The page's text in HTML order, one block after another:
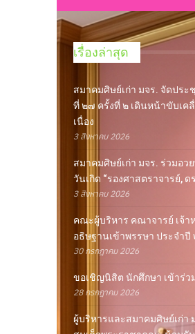
เรื่องล่าสุด
สมาคมศิษย์เก่า มจร. จัดปร
ที่ ๒๗ ครั้งที่ ๒ เดินหน้าขับเค
เนื่อง
3 สิงหาคม 2026
สมาคมศิษย์เก่า มจร. ร่วมอว
วันเกิด “รองศาสตราจารย์,
3 สิงหาคม 2026
คณะผู้บริหาร คณาจารย์ เจ้
อธิษฐานเข้าพรรษา ประจำ
30 กรกฎาคม 2026
ขอเชิญนิสิต นักศึกษา เข้าร่ว
28 กรกฎาคม 2026
ผู้บริหารและสมาคมศิษย์เก่า